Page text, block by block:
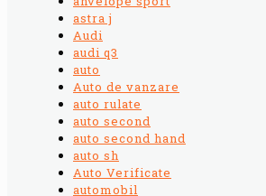
astra j
Audi
audi q3
auto
Auto de vanzare
auto rulate
auto second
auto second hand
auto sh
Auto Verificate
automobil